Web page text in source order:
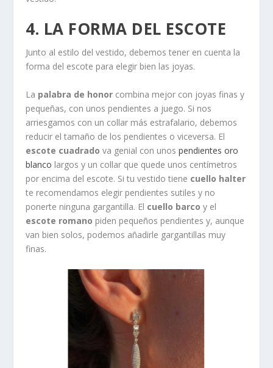
4. LA FORMA DEL ESCOTE
Junto al estilo del vestido, debemos tener en cuenta la
forma del escote para elegir bien las joyas.
La palabra de honor combina mejor con joyas finas y
pequeñas, con unos pendientes a juego. Si nos
arriesgamos con un collar más estrafalario, debemos
reducir el tamaño de los pendientes o viceversa. El
escote cuadrado va genial con unospendientes oro
blanco largos y un collar que quede unos centímetros
por encima del escote. Si tu vestido tiene cuello halter
te recomendamos elegir pendientes sutiles y no
ponerte ninguna gargantilla. El cuello barco y el
escote romano piden pequeños pendientes y, aunque
van bien solos, podemos añadirle gargantillas muy
finas.